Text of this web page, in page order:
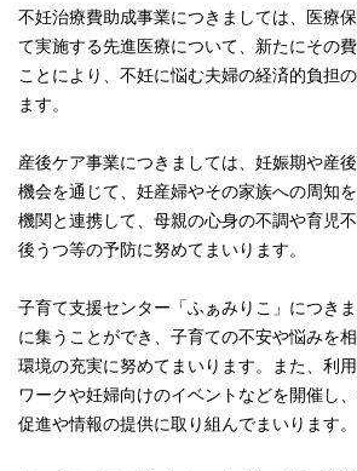
不妊治療費助成事業につきましては、医療
て実施する先進医療について、新たにその
ことにより、不妊に悩む夫婦の経済的負担
ます。
産後ケア事業につきましては、妊娠期や産
機会を通じて、妊産婦やその家族への周知
機関と連携して、母親の心身の不調や育児
後うつ等の予防に努めてまいります。
子育て支援センター「ふぁみりこ」につき
に集うことができ、子育ての不安や悩みを
環境の充実に努めてまいります。また、利
ワークや妊婦向けのイベントなどを開催し
促進や情報の提供に取り組んでまいります。